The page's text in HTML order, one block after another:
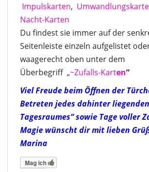
Impulskarten,
Nacht-Karten
Du findest sie immer auf der
Seitenleiste einzeln aufgelistet
waagerecht oben unter dem
Überbegriff „~Zufalls-Karten“
Viel Freude beim Öffnen der
Betreten jedes dahinter
Tagesraumes“ sowie Tage voller
Magie wünscht dir mit lieben
Marina
Mag ich